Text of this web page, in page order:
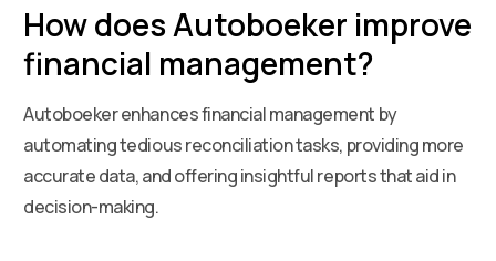
How does Autoboeker improve
financial management?
Autoboeker enhances financial management by
automating tedious reconciliation tasks, providing more
accurate data, and offering insightful reports that aid in
decision-making.